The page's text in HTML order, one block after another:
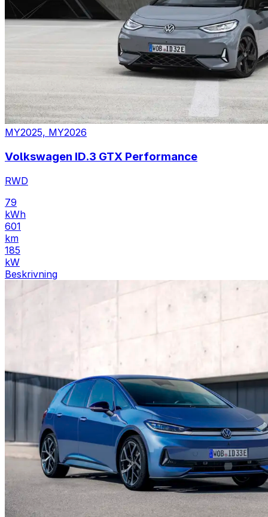
MY2025, MY2026
Volkswagen ID.3 GTX Performance
RWD
79
kWh
601
km
185
kW
Beskrivning